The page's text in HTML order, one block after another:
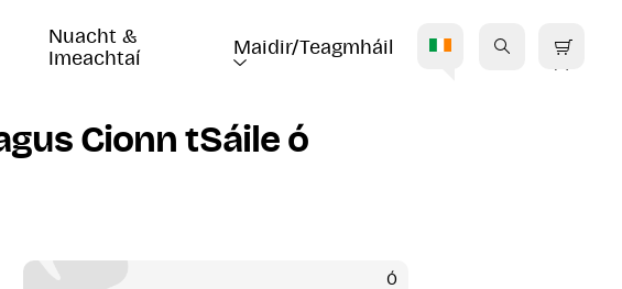
Nuacht &
Imeachtaí
Maidir/Teagmháil
Cionn tSáile ó
Ó